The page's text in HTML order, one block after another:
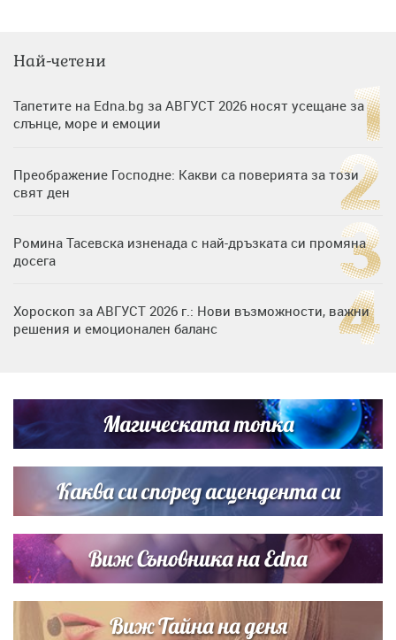
Най-четени
Тапетите на Edna.bg за АВГУСТ 2026 носят усещане за
слънце, море и емоции
Преображение Господне: Какви са поверията за този
свят ден
Ромина Тасевска изненада с най-дръзката си промяна
досега
Хороскоп за АВГУСТ 2026 г.: Нови възможности, важни
решения и емоционален баланс
си деца на семейна морска приказка
Звездна ваканция в Майорка: Дженифър Анистън,
Кортни Кокс и Джим Къртис заедно на яхта
Магическата топка
Каква си според асцендента си
Виж Съновника на Edna
Виж Тайна на деня